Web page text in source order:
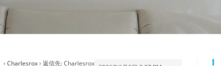
› Charlesrox› 返信先: Charlesrox